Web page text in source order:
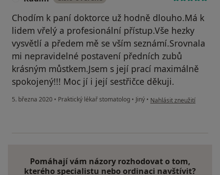
Chodím k paní doktorce už hodně dlouho.Má k
lidem vřelý a profesionální přístup.Vše hezky
vysvětlí a předem mě se vším seznámí.Srovnala
mi nepravidelné postavení předních zubů
krásným můstkem.Jsem s její prací maximálně
spokojený!!! Moc jí i její sestřičce děkuji.
5. března 2020 • Praktický lékař stomatolog • Jiný • podle názoru uživatele
Nahlásit zneužití
Pomáhají vám názory rozhodovat o tom,
kterého specialistu nebo ordinaci navštívit?